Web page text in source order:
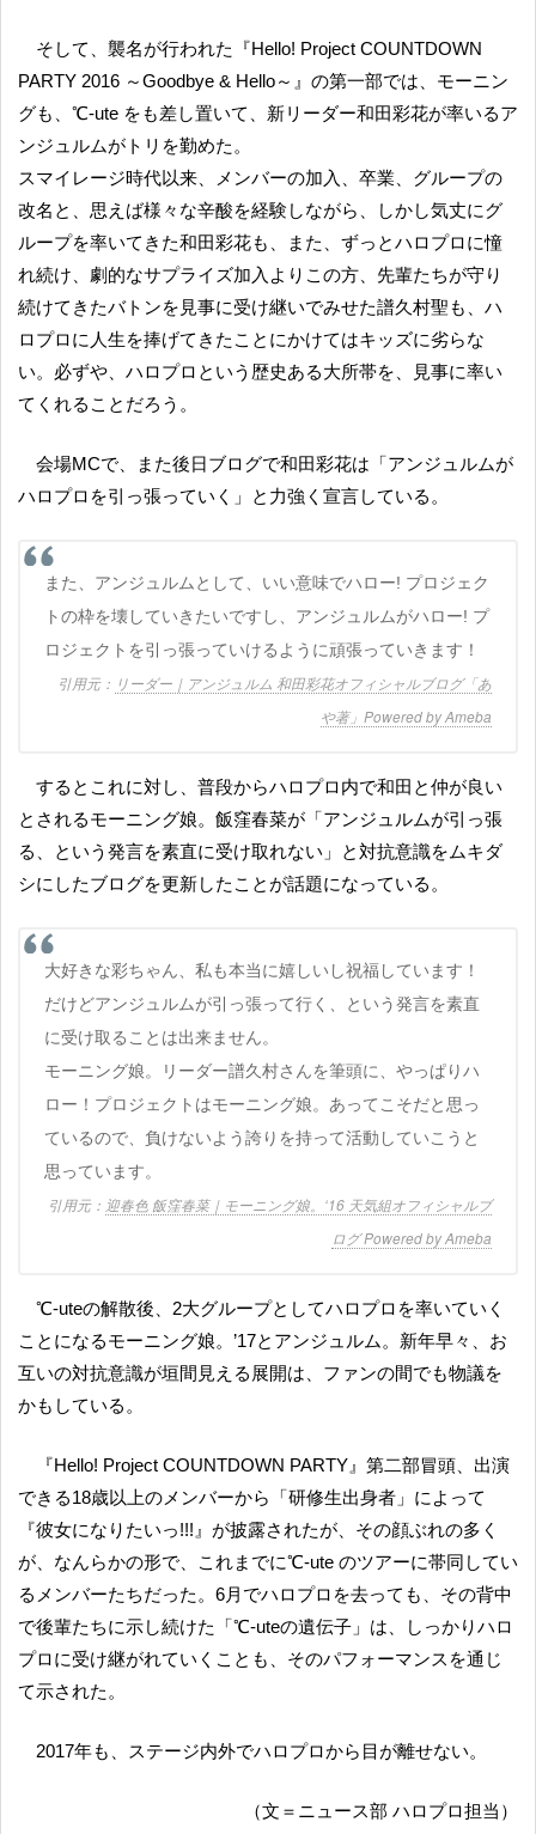
そして、襲名が行われた『Hello! Project COUNTDOWN
PARTY 2016 ～Goodbye & Hello～』の第一部では、モーニン
グも、℃-ute をも差し置いて、新リーダー和田彩花が率いるア
ンジュルムがトリを勤めた。
スマイレージ時代以来、メンバーの加入、卒業、グループの
改名と、思えば様々な辛酸を経験しながら、しかし気丈にグ
ループを率いてきた和田彩花も、また、ずっとハロプロに憧
れ続け、劇的なサプライズ加入よりこの方、先輩たちが守り
続けてきたバトンを見事に受け継いでみせた譜久村聖も、ハ
ロプロに人生を捧げてきたことにかけてはキッズに劣らな
い。必ずや、ハロプロという歴史ある大所帯を、見事に率い
てくれることだろう。
会場MCで、また後日ブログで和田彩花は「アンジュルムが
ハロプロを引っ張っていく」と力強く宣言している。
また、アンジュルムとして、いい意味でハロー! プロジェク
トの枠を壊していきたいですし、アンジュルムがハロー! プ
ロジェクトを引っ張っていけるように頑張っていきます！
リーダー｜アンジュルム 和田彩花オフィシャルブログ「あ
や著」Powered by Ameba
するとこれに対し、普段からハロプロ内で和田と仲が良い
とされるモーニング娘。飯窪春菜が「アンジュルムが引っ張
る、という発言を素直に受け取れない」と対抗意識をムキダ
シにしたブログを更新したことが話題になっている。
大好きな彩ちゃん、私も本当に嬉しいし祝福しています！
だけどアンジュルムが引っ張って行く、という発言を素直
に受け取ることは出来ません。
モーニング娘。リーダー譜久村さんを筆頭に、やっぱりハ
ロー！プロジェクトはモーニング娘。あってこそだと思っ
ているので、負けないよう誇りを持って活動していこうと
思っています。
迎春色 飯窪春菜｜モーニング娘。‘16 天気組オフィシャルブ
ログ Powered by Ameba
℃-uteの解散後、2大グループとしてハロプロを率いていく
ことになるモーニング娘。’17とアンジュルム。新年早々、お
互いの対抗意識が垣間見える展開は、ファンの間でも物議を
かもしている。
『Hello! Project COUNTDOWN PARTY』第二部冒頭、出演
できる18歳以上のメンバーから「研修生出身者」によって
『彼女になりたいっ!!!』が披露されたが、その顔ぶれの多く
が、なんらかの形で、これまでに℃-ute のツアーに帯同してい
るメンバーたちだった。6月でハロプロを去っても、その背中
で後輩たちに示し続けた「℃-uteの遺伝子」は、しっかりハロ
プロに受け継がれていくことも、そのパフォーマンスを通じ
て示された。
2017年も、ステージ内外でハロプロから目が離せない。
（文＝ニュース部 ハロプロ担当）